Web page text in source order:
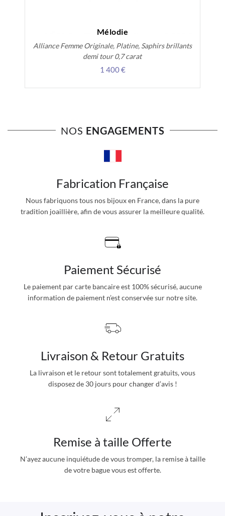
Mélodie
Alliance Femme Originale, Platine, Saphirs brillants
demi tour 0,7 carat
1 400 €
NOS ENGAGEMENTS
Fabrication Française
Nous fabriquons tous nos bijoux en France, dans la pure
tradition joaillière, afin de vous assurer la meilleure qualité.
Paiement Sécurisé
Le paiement par carte bancaire est 100% sécurisé, aucune
information de paiement n’est conservée sur notre site.
Livraison & Retour Gratuits
La livraison et le retour sont totalement gratuits, vous
disposez de 30 jours pour changer d’avis !
Remise à taille Offerte
N’ayez aucune inquiétude de vous tromper, la remise à taille
de votre bague vous est offerte.